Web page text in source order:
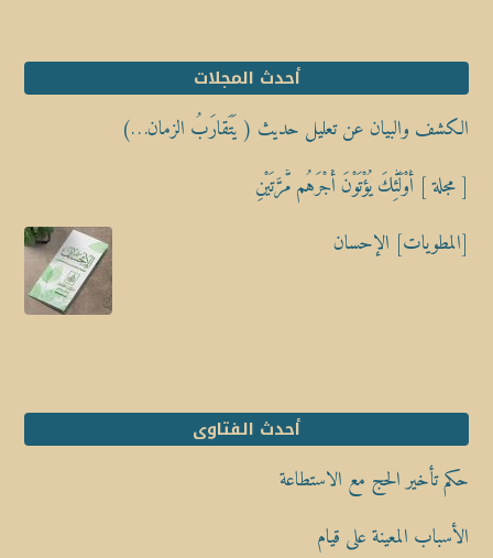
أحدث المجلات
الكشف والبيان عن تعليل حديث ( يَتَقارَبُ الزمان…)
[ مجلة ] أُوْلَٰٓئِكَ يُؤْتَوْنَ أَجْرَهُم مَّرَّتَيْنِ
[المطويات] الإحسان
أحدث الفتاوى
حكم تأخير الحج مع الاستطاعة
الأسباب المعينة على قيام